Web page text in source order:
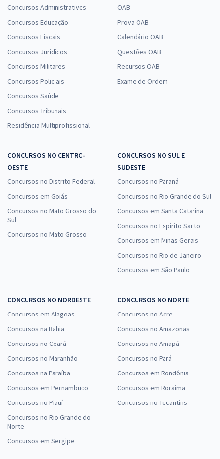
Concursos Administrativos
Concursos Educação
Concursos Fiscais
Concursos Jurídicos
Concursos Militares
Concursos Policiais
Concursos Saúde
Concursos Tribunais
Residência Multiprofissional
OAB
Prova OAB
Calendário OAB
Questões OAB
Recursos OAB
Exame de Ordem
CONCURSOS NO CENTRO-
OESTE
Concursos no Distrito Federal
Concursos em Goiás
Concursos no Mato Grosso do
Sul
Concursos no Mato Grosso
CONCURSOS NO SUL E
SUDESTE
Concursos no Paraná
Concursos no Rio Grande do Sul
Concursos em Santa Catarina
Concursos no Espírito Santo
Concursos em Minas Gerais
Concursos no Rio de Janeiro
Concursos em São Paulo
CONCURSOS NO NORDESTE
Concursos em Alagoas
Concursos na Bahia
Concursos no Ceará
Concursos no Maranhão
Concursos na Paraíba
Concursos em Pernambuco
Concursos no Piauí
Concursos no Rio Grande do
Norte
Concursos em Sergipe
CONCURSOS NO NORTE
Concursos no Acre
Concursos no Amazonas
Concursos no Amapá
Concursos no Pará
Concursos em Rondônia
Concursos em Roraima
Concursos no Tocantins